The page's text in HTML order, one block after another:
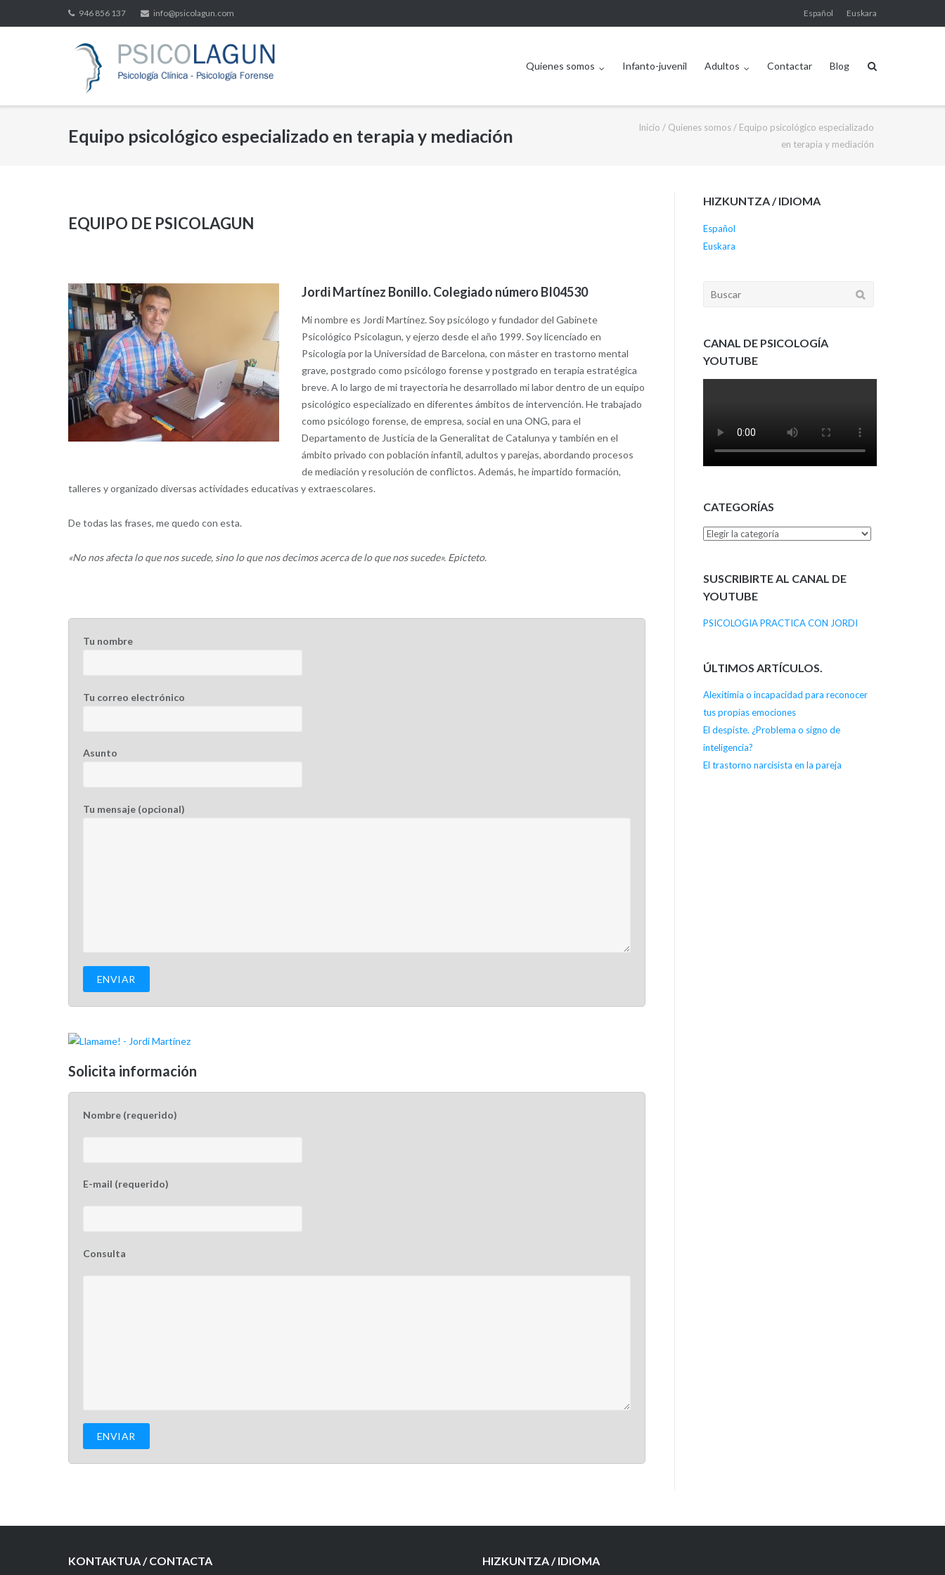
al
946 856 137 info@psicolagun.com Español Euskara
Quienes somos Infanto-juvenil Adultos Contactar Blog
Equipo psicológico especializado en terapia y mediación Inicio / Quienes somos/ Equipo psicológico especializado
en terapia y mediación
EQUIPO DE PSICOLAGUN
Jordi Martínez Bonillo. Colegiado número BI04530
Mi nombre es Jordi Martínez. Soy psicólogo y fundador del Gabinete
Psicológico Psicolagun, y ejerzo desde el año 1999. Soy licenciado en
Psicología por la Universidad de Barcelona, con máster en trastorno mental
grave, postgrado como psicólogo forense y postgrado en terapia estratégica
breve. A lo largo de mi trayectoria he desarrollado mi labor dentro de un equipo
psicológico especializado en diferentes ámbitos de intervención. He trabajado
como psicólogo forense, de empresa, social en una ONG, para el
Departamento de Justicia de la Generalitat de Catalunya y también en el
ámbito privado con población infantil, adultos y parejas, abordando procesos
de mediación y resolución de conflictos. Además, he impartido formación,
talleres y organizado diversas actividades educativas y extraescolares.
De todas las frases, me quedo con esta.
«No nos afecta lo que nos sucede, sino lo que nos decimos acerca de lo que nos sucede». Epicteto.
Tu nombre
Tu correo electrónico
Asunto
Tu mensaje (opcional)
Solicita información
Nombre (requerido)
E-mail (requerido)
Consulta
HIZKUNTZA / IDIOMA
Español
Euskara
Buscar:
CANAL DE PSICOLOGÍA
YOUTUBE
CATEGORÍAS
Categorías
SUSCRIBIRTE AL CANAL DE
YOUTUBE
PSICOLOGIA PRACTICA CON JORDI
ÚLTIMOS ARTÍCULOS.
Alexitimia o incapacidad para reconocer
tus propias emociones
El despiste. ¿Problema o signo de
inteligencia?
El trastorno narcisista en la pareja
KONTAKTUA / CONTACTA HIZKUNTZA / IDIOMA